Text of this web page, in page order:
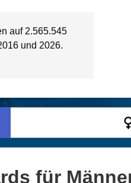
auf 2.565.545
und 2026.
für